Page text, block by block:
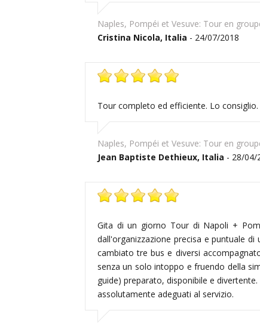
Naples, Pompéi et Vesuve: Tour en
Cristina Nicola, Italia - 24/07/2018
Tour completo ed efficiente. Lo consiglio.
Naples, Pompéi et Vesuve: Tour en
Jean Baptiste Dethieux, Italia - 28/04/
Gita di un giorno Tour di Napoli +
dall'organizzazione precisa e puntuale
cambiato tre bus e diversi
senza un solo intoppo e fruendo della
guide) preparato, disponibile e
assolutamente adeguati al servizio.